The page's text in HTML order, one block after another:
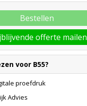
Bestellen
offerte mailen
voor B55?
proefdruk
Advies